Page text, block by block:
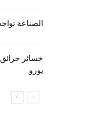
الصناعة
يورو